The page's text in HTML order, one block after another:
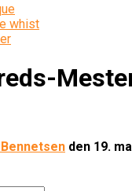
whist
den 19.